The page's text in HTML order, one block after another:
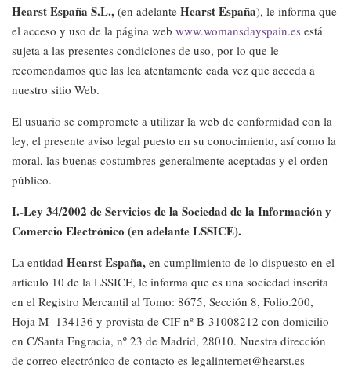
Hearst España S.L., (en adelante Hearst España), le informa que
el acceso y uso de la página web www.womansdayspain.es está
sujeta a las presentes condiciones de uso, por lo que le
recomendamos que las lea atentamente cada vez que acceda a
nuestro sitio Web.
El usuario se compromete a utilizar la web de conformidad con la
ley, el presente aviso legal puesto en su conocimiento, así como la
moral, las buenas costumbres generalmente aceptadas y el orden
público.
I.-Ley 34/2002 de Servicios de la Sociedad de la Información y
Comercio Electrónico (en adelante LSSICE).
La entidad Hearst España, en cumplimiento de lo dispuesto en el
artículo 10 de la LSSICE, le informa que es una sociedad inscrita
en el Registro Mercantil al Tomo: 8675, Sección 8, Folio.200,
Hoja M- 134136 y provista de CIF nº B-31008212 con domicilio
en C/Santa Engracia, nº 23 de Madrid, 28010. Nuestra dirección
de correo electrónico de contacto es legalinternet@hearst.es